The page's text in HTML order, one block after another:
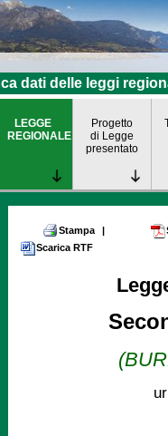
dati delle leggi
LEGGE
REGIONALE
Progetto
di Legge
presentato
Stampa |
Scarica RTF